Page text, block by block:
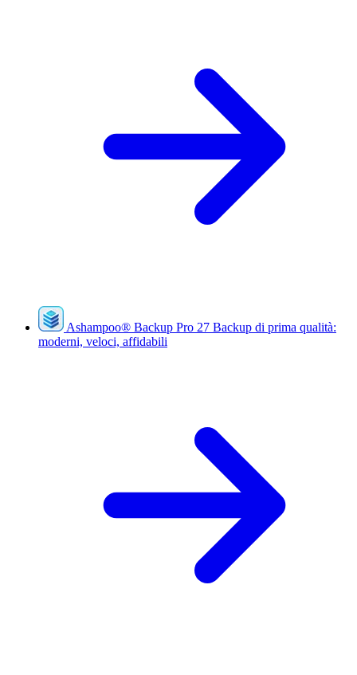
Ashampoo® Backup Pro 27 Backup di prima qualità:
moderni, veloci, affidabili